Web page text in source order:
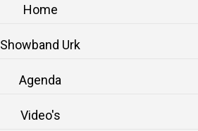
Home
Showband Urk
Agenda
Video's